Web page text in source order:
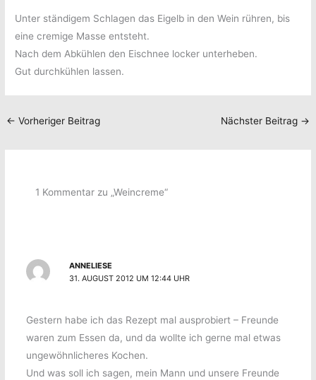
Unter ständigem Schlagen das Eigelb in den Wein rühren, bis
eine cremige Masse entsteht.
Nach dem Abkühlen den Eischnee locker unterheben.
Gut durchkühlen lassen.
← Vorheriger Beitrag Nächster Beitrag →
1 Kommentar zu „Weincreme“
ANNELIESE
31. AUGUST 2012 UM 12:44 UHR
Gestern habe ich das Rezept mal ausprobiert – Freunde
waren zum Essen da, und da wollte ich gerne mal etwas
ungewöhnlicheres Kochen.
Und was soll ich sagen, mein Mann und unsere Freunde